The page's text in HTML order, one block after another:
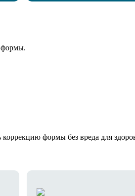
формы.
формы без вреда для